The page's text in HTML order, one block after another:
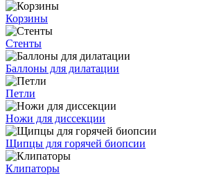
Корзины
Стенты
Баллоны для дилатации
Петли
Ножи для диссекции
Щипцы для горячей биопсии
Клипаторы